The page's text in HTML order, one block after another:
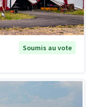
Soumis au vote